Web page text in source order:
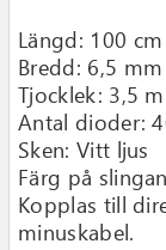
Längd: 100 cm
Bredd: 6,5 mm
Tjocklek: 3,5
Antal dioder:
Sken: Vitt ljus
Färg på
Kopplas till
minuskabel.